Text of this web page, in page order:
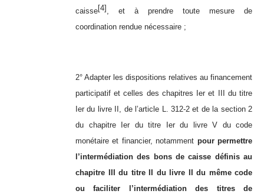
caisse[4] , et à prendre toute mesure de
coordination rendue nécessaire ;
2° Adapter les dispositions relatives au financement
participatif et celles des chapitres Ier et III du titre
Ier du livre II, de l’article L. 312-2 et de la section 2
du chapitre Ier du titre Ier du livre V du code
monétaire et financier, notamment pour permettre
l’intermédiation des bons de caisse définis au
chapitre III du titre II du livre II du même code
ou faciliter l’intermédiation des titres de